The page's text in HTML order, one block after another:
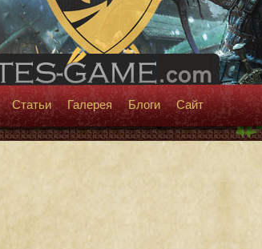
Статьи Галерея Блоги Сайт